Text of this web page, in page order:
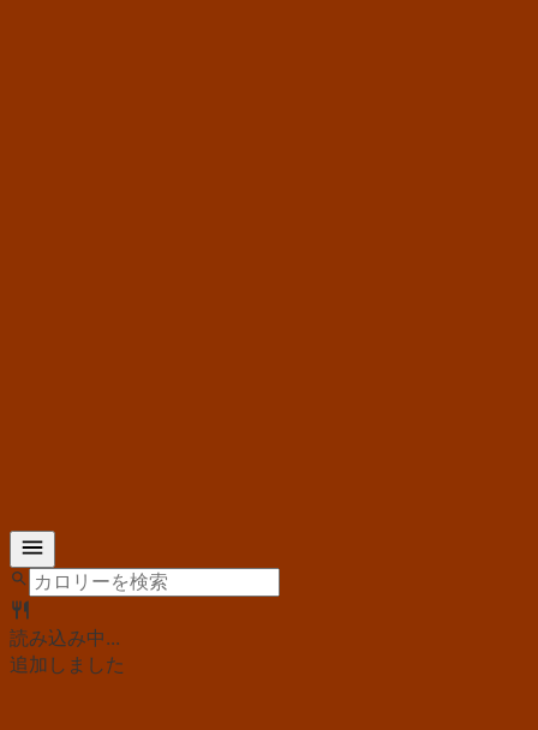
読み込み中...
追加しました